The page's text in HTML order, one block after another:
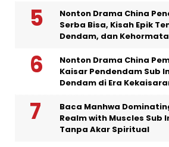
Nonton Drama China
Serba Bisa, Kisah Epik
Dendam, dan
Nonton Drama China
Kaisar Pendendam Sub
Dendam di Era
Baca Manhwa
Realm with Muscles Sub
Tanpa Akar Spiritual